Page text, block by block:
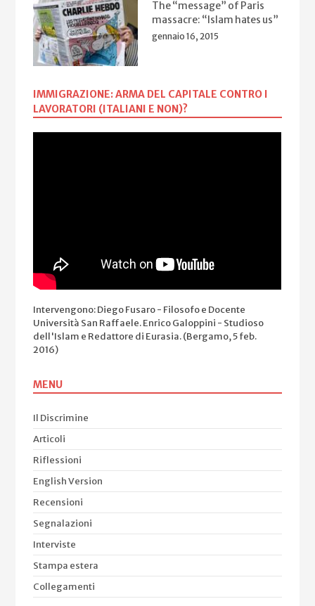
The “message” of Paris
massacre: “Islam hates us”
gennaio 16, 2015
IMMIGRAZIONE: ARMA DEL CAPITALE CONTRO I
LAVORATORI (ITALIANI E NON)?
Intervengono: Diego Fusaro - Filosofo e Docente
Università San Raffaele. Enrico Galoppini - Studioso
dell'Islam e Redattore di Eurasia. (Bergamo, 5 feb.
2016)
MENU
Il Discrimine
Articoli
Riflessioni
English Version
Recensioni
Segnalazioni
Interviste
Stampa estera
Collegamenti